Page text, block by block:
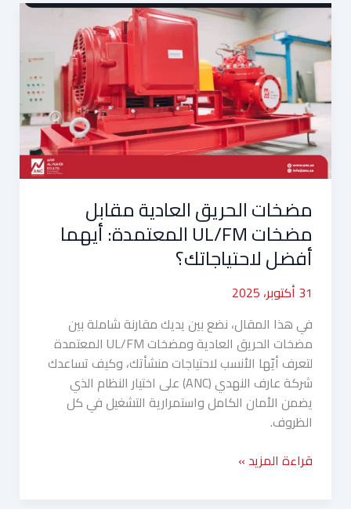
مضخات الحريق العادية مقابل
مضخات UL/FM المعتمدة: أيهما
أفضل لاحتياجاتك؟
31 أكتوبر، 2025
في هذا المقال، نضع بين يديك مقارنة شاملة بين
مضخات الحريق العادية ومضخات UL/FM المعتمدة
لتعرف أيّها الأنسب لاحتياجات منشأتك، وكيف تساعدك
شركة عارف النهدي (ANC) على اختيار النظام الذي
يضمن الأمان الكامل واستمرارية التشغيل في كل
الظروف.
مضخات
الحريق
العادية
مقابل
مضخات
UL/FM
المعتمدة:
أيهما
أفضل
قراءة المزيد »